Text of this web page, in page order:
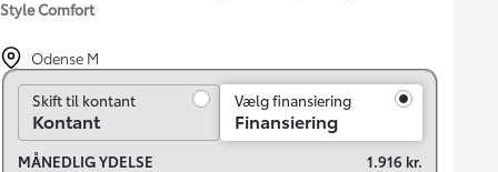
Style Comfort
Odense M
Skift til kontant
Skift til kontant
Kontant
Vælg finansiering
Finansiering
MÅNEDLIG YDELSE
1.916 kr.